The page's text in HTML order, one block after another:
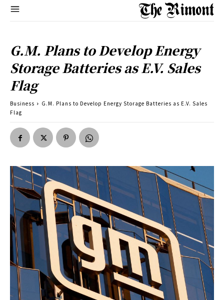
G.M. Plans to Develop Energy
Storage Batteries as E.V. Sales
Flag
Business
G.M. Plans to Develop Energy Storage Batteries as E.V. Sales
Flag